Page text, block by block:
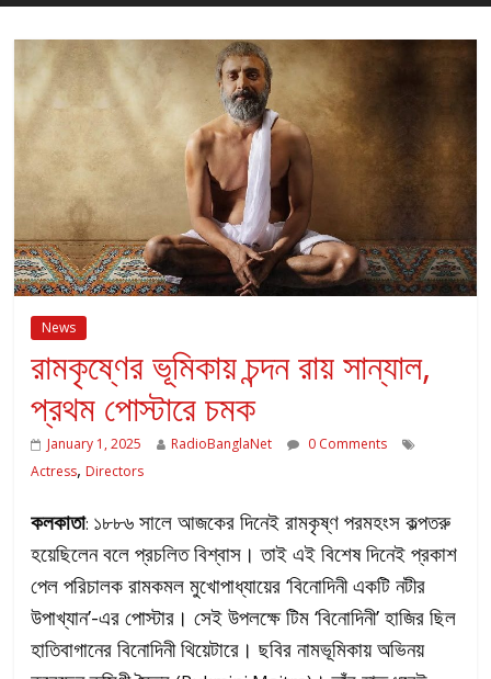
News
রামকৃষ্ণের ভূমিকায় চন্দন রায় সান্যাল,
প্রথম পোস্টারে চমক
January 1, 2025 RadioBanglaNet
0 Comments
Actress, Directors
কলকাতা: ১৮৮৬ সালে আজকের দিনেই রামকৃষ্ণ পরমহংস কল্পতরু
হয়েছিলেন বলে প্রচলিত বিশ্বাস। তাই এই বিশেষ দিনেই প্রকাশ
পেল পরিচালক রামকমল মুখোপাধ্যায়ের ‘বিনোদিনী একটি নটীর
উপাখ্যান’-এর পোস্টার। সেই উপলক্ষে টিম ‘বিনোদিনী’ হাজির ছিল
হাতিবাগানের বিনোদিনী থিয়েটারে। ছবির নামভূমিকায় অভিনয়